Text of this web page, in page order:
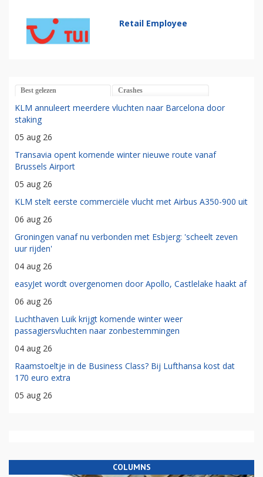
Retail Employee
Best gelezen Crashes
KLM annuleert meerdere vluchten naar Barcelona door
staking
05 aug 26
Transavia opent komende winter nieuwe route vanaf
Brussels Airport
05 aug 26
KLM stelt eerste commerciële vlucht met Airbus A350-900 uit
06 aug 26
Groningen vanaf nu verbonden met Esbjerg: 'scheelt zeven
uur rijden'
04 aug 26
easyJet wordt overgenomen door Apollo, Castlelake haakt af
06 aug 26
Luchthaven Luik krijgt komende winter weer
passagiersvluchten naar zonbestemmingen
04 aug 26
Raamstoeltje in de Business Class? Bij Lufthansa kost dat
170 euro extra
05 aug 26
COLUMNS